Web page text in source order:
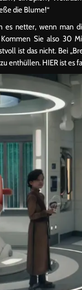
die Blume!“
es netter, wenn man
Sie also 30
ist das nicht. Bei
enthüllen. HIER ist es